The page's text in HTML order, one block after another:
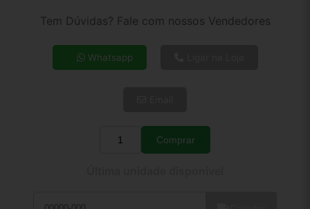
4x de R$ 33,26
5x de R$ 26,95
Tem Dúvidas? Fale com nossos Vendedores
Whatsapp
Quantidade
Comprar